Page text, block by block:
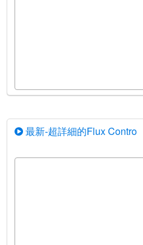
最新-超詳細的Flux Contro